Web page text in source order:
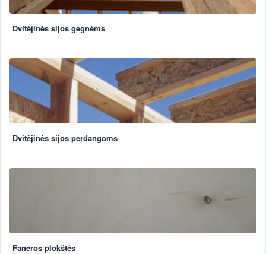
Dvitėjinės sijos gegnėms
Dvitėjinės sijos perdangoms
Faneros plokštės